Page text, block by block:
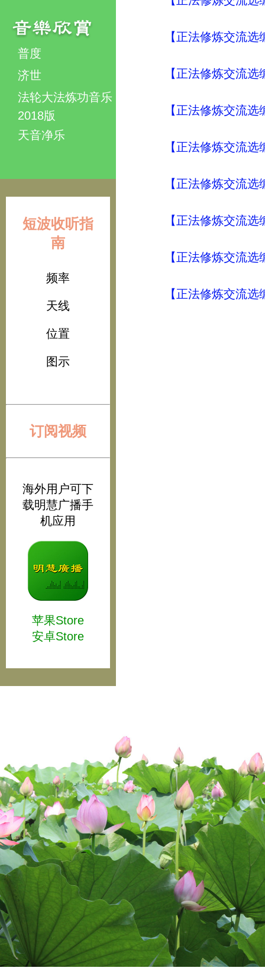
普度
济世
法轮大法炼功音乐
2018版
天音净乐
短波收听指
南
频率
天线
位置
图示
订阅视频
海外用户可下
载明慧广播手
机应用
苹果Store
安卓Store
【正法修炼交流
【正法修炼交流
【正法修炼交流
【正法修炼交流
【正法修炼交流
【正法修炼交流
【正法修炼交流
【正法修炼交流